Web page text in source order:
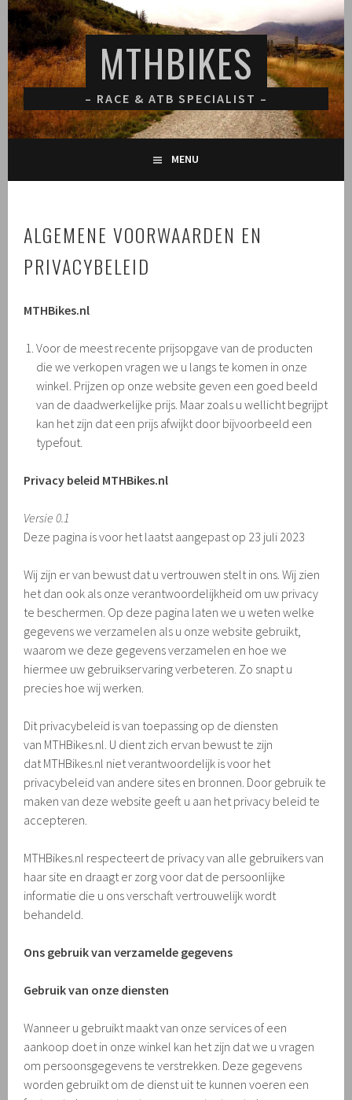
Spring
naar
inhoud
MTHBIKES
– RACE & ATB SPECIALIST –
MENU
ALGEMENE VOORWAARDEN EN
PRIVACYBELEID
MTHBikes.nl
Voor de meest recente prijsopgave van de producten
die we verkopen vragen we u langs te komen in onze
winkel. Prijzen op onze website geven een goed beeld
van de daadwerkelijke prijs. Maar zoals u wellicht begrijpt
kan het zijn dat een prijs afwijkt door bijvoorbeeld een
typefout.
Privacy beleid MTHBikes.nl
Versie 0.1
Deze pagina is voor het laatst aangepast op 23 juli 2023
Wij zijn er van bewust dat u vertrouwen stelt in ons. Wij zien
het dan ook als onze verantwoordelijkheid om uw privacy
te beschermen. Op deze pagina laten we u weten welke
gegevens we verzamelen als u onze website gebruikt,
waarom we deze gegevens verzamelen en hoe we
hiermee uw gebruikservaring verbeteren. Zo snapt u
precies hoe wij werken.
Dit privacybeleid is van toepassing op de diensten
van MTHBikes.nl. U dient zich ervan bewust te zijn
dat MTHBikes.nl niet verantwoordelijk is voor het
privacybeleid van andere sites en bronnen. Door gebruik te
maken van deze website geeft u aan het privacy beleid te
accepteren.
MTHBikes.nl respecteert de privacy van alle gebruikers van
haar site en draagt er zorg voor dat de persoonlijke
informatie die u ons verschaft vertrouwelijk wordt
behandeld.
Ons gebruik van verzamelde gegevens
Gebruik van onze diensten
Wanneer u gebruikt maakt van onze services of een
aankoop doet in onze winkel kan het zijn dat we u vragen
om persoonsgegevens te verstrekken. Deze gegevens
worden gebruikt om de dienst uit te kunnen voeren een